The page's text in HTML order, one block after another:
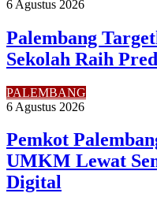
6 Agustus 2026
Palembang
Sekolah Raih
PALEMBANG
6 Agustus 2026
Pemkot
UMKM Lewat
Digital